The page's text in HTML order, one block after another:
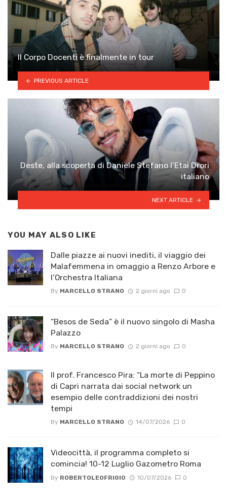
Il Corpo Docenti è finalmente in tour
PREVIOUS ARTICLE
Deste, alla scoperta di Daniele Stefano l’Etai Drori
italiano
NEXT ARTICLE
YOU MAY ALSO LIKE
Dalle piazze ai nuovi inediti, il viaggio dei
Malafemmena in omaggio a Renzo Arbore e
l’Orchestra Italiana ​
By MARCELLO STRANO 2 giorni ago 0
“Besos de Seda” è il nuovo singolo di Masha
Palazzo
By MARCELLO STRANO 2 giorni ago 0
Il prof. Francesco Pira: “La morte di Peppino
di Capri narrata dai social network un
esempio delle contraddizioni dei nostri
tempi
By MARCELLO STRANO 14/07/2026 0
Videocittà, il programma completo si
comincia! 10-12 Luglio Gazometro Roma
By ROBERTOLEOFRIGIO 10/07/2026 0